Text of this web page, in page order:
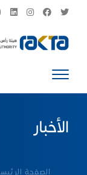
الأخبار
الصفحة